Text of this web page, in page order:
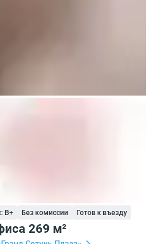
B+ Без комиссии Готов к въезду
269 м²